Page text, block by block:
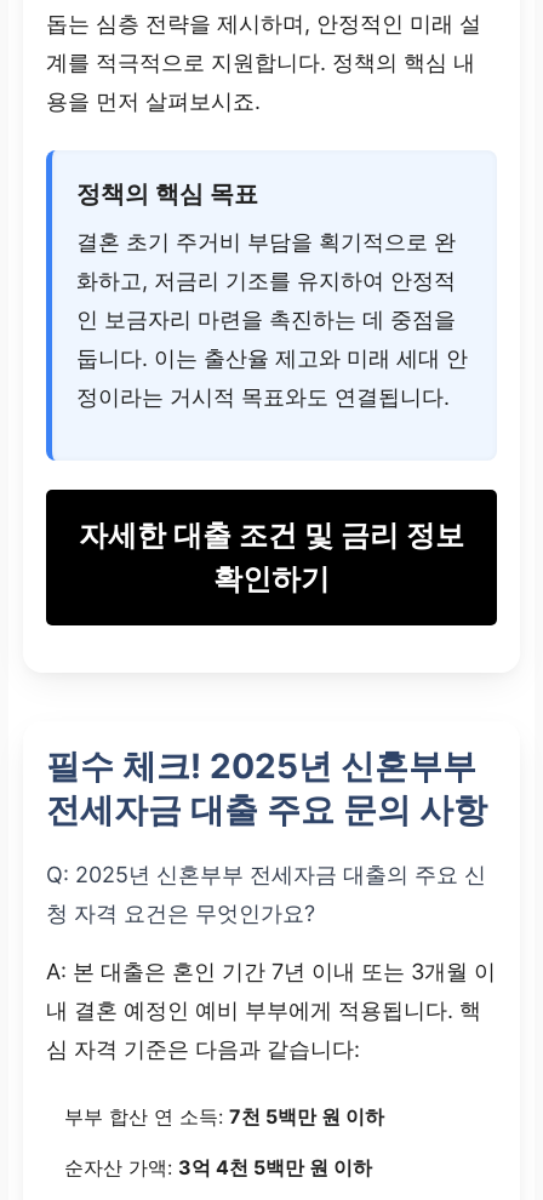
돕는 심층 전략을 제시하며, 안정적인 미래 설
계를 적극적으로 지원합니다. 정책의 핵심 내
용을 먼저 살펴보시죠.
정책의 핵심 목표
결혼 초기 주거비 부담을 획기적으로 완
화하고, 저금리 기조를 유지하여 안정적
인 보금자리 마련을 촉진하는 데 중점을
둡니다. 이는 출산율 제고와 미래 세대 안
정이라는 거시적 목표와도 연결됩니다.
자세한 대출 조건 및 금리 정보
확인하기
필수 체크! 2025년 신혼부부
전세자금 대출 주요 문의 사항
Q: 2025년 신혼부부 전세자금 대출의 주요 신
청 자격 요건은 무엇인가요?
A: 본 대출은 혼인 기간 7년 이내 또는 3개월 이
내 결혼 예정인 예비 부부에게 적용됩니다. 핵
심 자격 기준은 다음과 같습니다:
부부 합산 연 소득:7천 5백만 원 이하
순자산 가액: 3억 4천 5백만 원 이하